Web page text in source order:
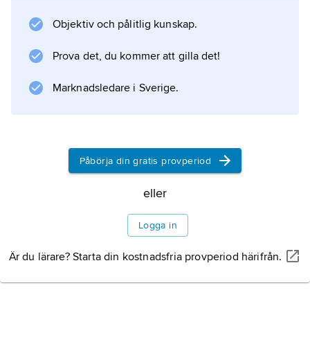
Information om artikeln
Objektiv och pålitlig kunskap.
Prova det, du kommer att gilla det!
Marknadsledare i Sverige.
Påbörja din gratis provperiod
eller
Logga in
Är du lärare? Starta din kostnadsfria provperiod härifrån.